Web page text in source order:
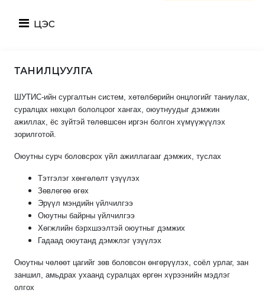
цэс
ТАНИЛЦУУЛГА
ШУТИС-ийн сургалтын систем, хөтөлбөрийн онцлогийг таниулах,
суралцах нөхцөл бололцоог хангах, оюутнуудыг дэмжин
ажиллах, ёс зүйтэй төлөвшсөн иргэн болгон хүмүүжүүлэх
зорилготой.
Оюутны сурч боловсрох үйл ажиллагааг дэмжих, туслах
Тэтгэлэг хөнгөлөлт үзүүлэх
Зөвлөгөө өгөх
Эрүүл мэндийн үйлчилгээ
Оюутны байрны үйлчилгээ
Хөгжлийн бэрхшээлтэй оюутныг дэмжих
Гадаад оюутанд дэмжлэг үзүүлэх
Оюутны чөлөөт цагийг зөв боловсон өнгөрүүлэх, соёл урлаг, зан
заншил, амьдрах ухаанд суралцах өргөн хүрээнийн мэдлэг
олгох